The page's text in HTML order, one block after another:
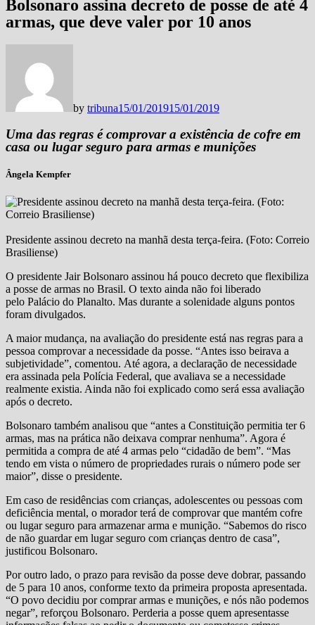
Bolsonaro assina decreto de posse de até 4
armas, que deve valer por 10 anos
by tribuna15/01/201915/01/2019
Uma das regras é comprovar a existência de cofre em
casa ou lugar seguro para armas e munições
Ângela Kempfer
Presidente assinou decreto na manhã desta terça-feira. (Foto: Correio
Brasiliense)
O presidente Jair Bolsonaro assinou há pouco decreto que flexibiliza
a posse de armas no Brasil. O texto ainda não foi liberado
pelo Palácio do Planalto. Mas durante a solenidade alguns pontos
foram divulgados.
A maior mudança, na avaliação do presidente está nas regras para a
pessoa comprovar a necessidade da posse. “Antes isso beirava a
subjetividade”, comentou. Até agora, a declaração de necessidade
era assinada pela Polícia Federal, que avaliava se a necessidade
realmente existia. Ainda não foi explicado como será essa avaliação
após o decreto.
Bolsonaro também analisou que “antes a Constituição permitia ter 6
armas, mas na prática não deixava comprar nenhuma”. Agora é
permitida a compra de até 4 armas pelo “cidadão de bem”. “Mas
tendo em vista o número de propriedades rurais o número pode ser
maior”, disse o presidente.
Em caso de residências com crianças, adolescentes ou pessoas com
deficiência mental, o morador terá de comprovar que mantém cofre
ou lugar seguro para armazenar arma e munição. “Sabemos do risco
de não guardar em lugar seguro com crianças dentro de casa”,
justificou Bolsonaro.
Por outro lado, o prazo para revisão da posse deve dobrar, passando
de 5 para 10 anos, conforme texto da primeira proposta apresentada.
“O povo decidiu por comprar armas e munições, e nós não podemos
negar”, reforçou Bolsonaro. Perderia a posse quem apresentasse